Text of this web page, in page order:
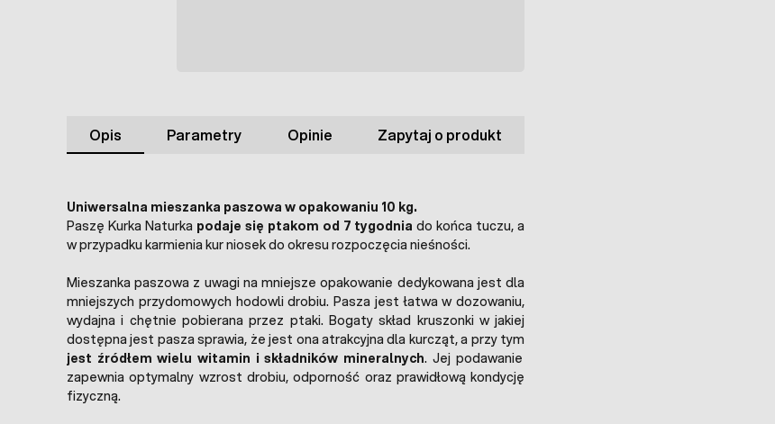
Opis Parametry Opinie Zapytaj o produkt
Uniwersalna mieszanka paszowa w opakowaniu 10 kg.
Paszę Kurka Naturka podaje się ptakom od 7 tygodniado końca tuczu, a
w przypadku karmienia kur niosek do okresu rozpoczęcia nieśności.
Mieszanka paszowa z uwagi na mniejsze opakowanie dedykowana jest dla
mniejszych przydomowych hodowli drobiu. Pasza jest łatwa w dozowaniu,
wydajna i chętnie pobierana przez ptaki. Bogaty skład kruszonki w jakiej
dostępna jest pasza sprawia, że jest ona atrakcyjna dla kurcząt, a przy tym
jest źródłem wielu witamin i składników mineralnych. Jej podawanie
zapewnia optymalny wzrost drobiu, odporność oraz prawidłową kondycję
fizyczną.